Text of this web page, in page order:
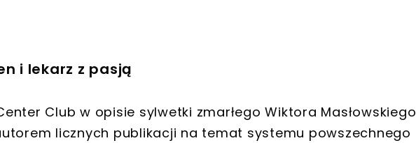
i lekarz z pasją
Club w opisie sylwetki zmarłego Wiktora Masłowskiego
licznych publikacji na temat systemu powszechnego